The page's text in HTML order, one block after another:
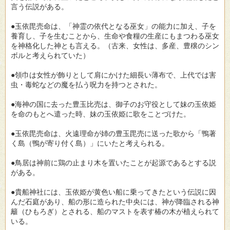
言う伝説がある。
●玉依毘売命は、「神霊の依代となる巫女」の能力に加え、子を
養育し、子を生むことから、生命や食糧の生産にもまつわる巫女
を神格化した神とも言える。（古来、女性は、多産、豊穣のシン
ボルと考えられていた）
●領巾は女性が飾りとして肩にかけた細長い薄布で、上代では害
虫・毒蛇などの魔を払う呪力を持つとされた。
●海神の国に去った豊玉比売は、御子のお守役として妹の玉依姫
を命のもとへ遣った時、妹の玉依姫に歌をことづけた。
●玉依毘売命は、火遠理命が姉の豊玉毘売に送った歌から「鴨著
く島（鴨が寄り付く島）」にいたと考えられる。
●鳥居は神前に鶏の止まり木を置いたことが起源であるとする説
がある。
●貴船神社には、玉依姫が黄色い船に乗ってきたという伝説に因
んだ石庭があり、船の形に造られた中央には、神が降臨される神
籬（ひもろぎ）とされる、船のマストを表す椿の木が植えられて
いる。